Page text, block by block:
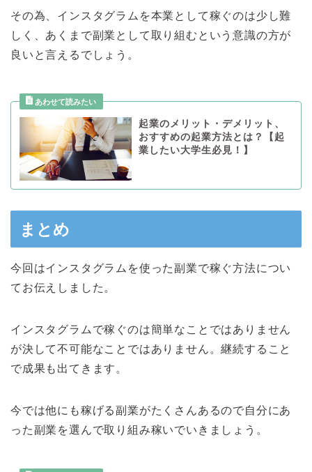
その為、インスタグラムを本業として稼ぐのは少し難
しく、あくまで副業として取り組むという意識の方が
良いと言えるでしょう。
起業のメリット・デメリット、
おすすめの起業方法とは？【起
業したい大学生必見！】
まとめ
今回はインスタグラムを使った副業で稼ぐ方法につい
てお伝えしました。
インスタグラムで稼ぐのは簡単なことではありません
が決して不可能なことではありません。継続すること
で成果も出てきます。
今では他にも稼げる副業がたくさんあるので自分にあ
った副業を選んで取り組み稼いでいきましょう。